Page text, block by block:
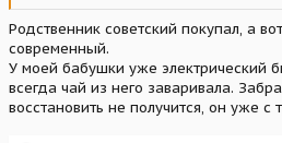
Родственник советский покупал, а
современный.
У моей бабушки уже электрический
всегда чай из него заваривала.
восстановить не получится, он уже